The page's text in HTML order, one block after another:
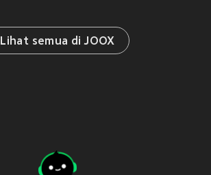
Lihat semua di JOOX